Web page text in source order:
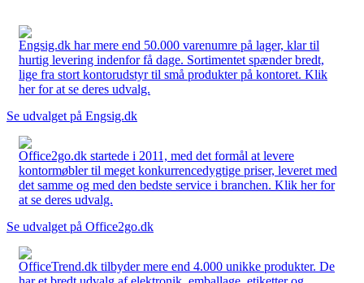
Engsig.dk har mere end 50.000 varenumre på lager, klar til
hurtig levering indenfor få dage. Sortimentet spænder bredt,
lige fra stort kontorudstyr til små produkter på kontoret. Klik
her for at se deres udvalg.
Se udvalget på Engsig.dk
Office2go.dk startede i 2011, med det formål at levere
kontormøbler til meget konkurrencedygtige priser, leveret med
det samme og med den bedste service i branchen. Klik her for
at se deres udvalg.
Se udvalget på Office2go.dk
OfficeTrend.dk tilbyder mere end 4.000 unikke produkter. De